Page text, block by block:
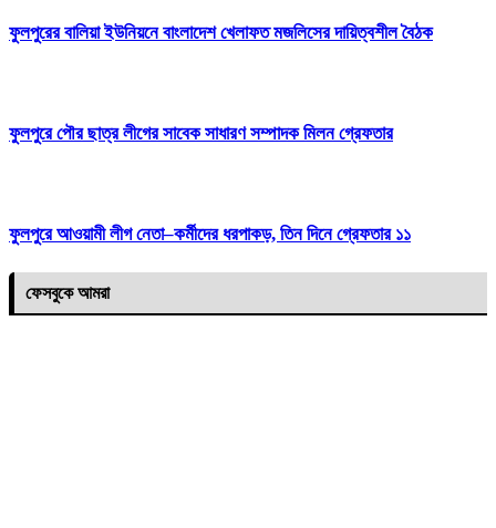
ফুলপুরের বালিয়া ইউনিয়নে বাংলাদেশ খেলাফত মজলিসের দায়িত্বশীল বৈঠক
ফুলপুরে পৌর ছাত্র লীগের সাবেক সাধারণ সম্পাদক মিলন গ্রেফতার
ফুলপুরে আওয়ামী লীগ নেতা–কর্মীদের ধরপাকড়, তিন দিনে গ্রেফতার ১১
ফেসবুকে আমরা